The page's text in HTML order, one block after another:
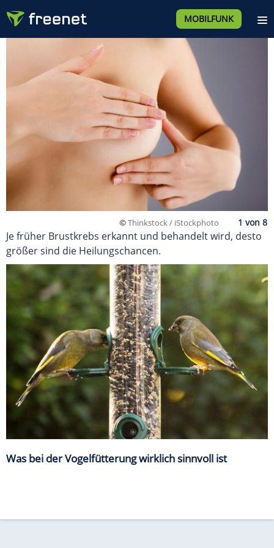
MOBILFUNK
©Thinkstock / iStockphoto
Je früher Brustkrebs erkannt und behandelt wird, desto
größer sind die Heilungschancen.
Was bei der Vogelfütterung wirklich sinnvoll ist